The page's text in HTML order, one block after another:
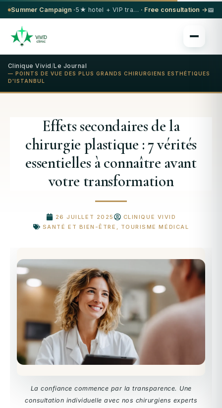
Summer Campaign · 5★ hotel + VIP transfer on select procedures · Free consultation →
Clinique Vivid/Le Journal
— POINTS DE VUE DES PLUS GRANDS CHIRURGIENS ESTHÉTIQUES
D'ISTANBUL
Effets secondaires de la
chirurgie plastique : 7 vérités
essentielles à connaître avant
votre transformation
26 JUILLET 2025
CLINIQUE VIVID
SANTÉ ET BIEN-ÊTRE , TOURISME MÉDICAL
La confiance commence par la transparence. Une
consultation individuelle avec nos chirurgiens experts